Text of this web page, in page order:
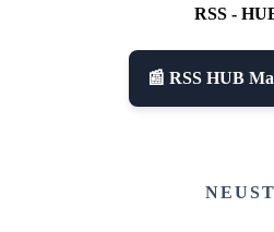
RSS -
📰 RSS HUB